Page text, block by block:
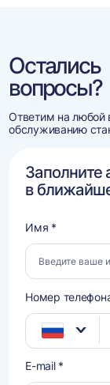
Остались
вопросы?
Ответим на любой
обслуживанию
Заполните
в
Имя *
Номер
E-mail *